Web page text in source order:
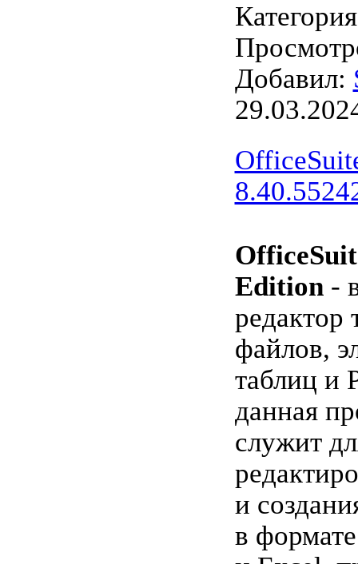
Добавил:
Edition-
редактор
файлов,
таблиц и
данная
служит
и
в